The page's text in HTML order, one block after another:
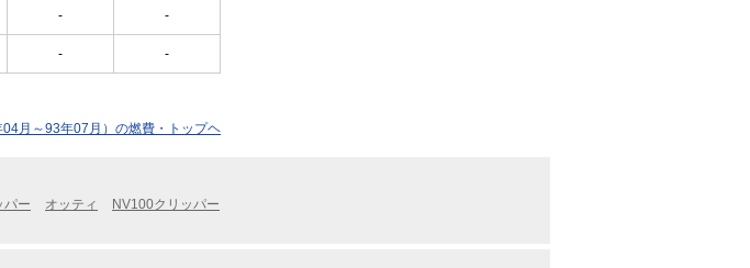
- -
- -
月～93年07月）の燃費・トップヘ
パー オッティ NV100クリッパー